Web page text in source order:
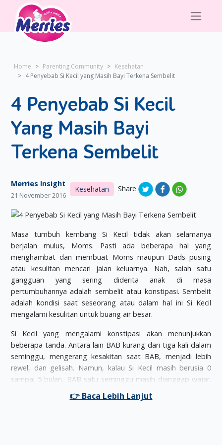
Home Parenting Community
Kesehatan
4 Penyebab Si Kecil yang Masih Bayi Terkena Sembelit
4 Penyebab Si Kecil
Yang Masih Bayi
Terkena Sembelit
Merries Insight
21 November 2016
Kesehatan Share
Masa tumbuh kembang Si Kecil tidak akan selamanya
berjalan mulus, Moms. Pasti ada beberapa hal yang
menghambat dan membuat Moms maupun Dads pusing
atau kesulitan mencari jalan keluarnya. Nah, salah satu
gangguan yang sering diderita anak di masa
pertumbuhannya adalah sembelit atau konstipasi. Sembelit
adalah kondisi saat seseorang atau dalam hal ini Si Kecil
mengalami kesulitan untuk buang air besar.
Si Kecil yang mengalami konstipasi akan menunjukkan
beberapa tanda. Antara lain BAB kurang dari tiga kali dalam
seminggu, mengerang kesakitan saat BAB, menjadi lebih
rewel, dan gelisah. Namun, kalau Si Kecil masih berusia 0
sampai 5 bulan, BAB satu seminggu masih dianggap wajar.
penyebab konstipasi pada Si Kecil.